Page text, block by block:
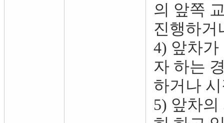
의 앞쪽
진행하거
4) 앞차
자 하는
하거나
5) 앞차